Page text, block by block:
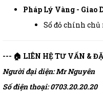
Pháp Lý Vàng - Giao
Sổ đỏ chính chủ
--- 🏠 LIÊN HỆ TƯ VẤN &
Người đại diện: Mr Nguyên
Số điện thoại: 0703.20.20.20